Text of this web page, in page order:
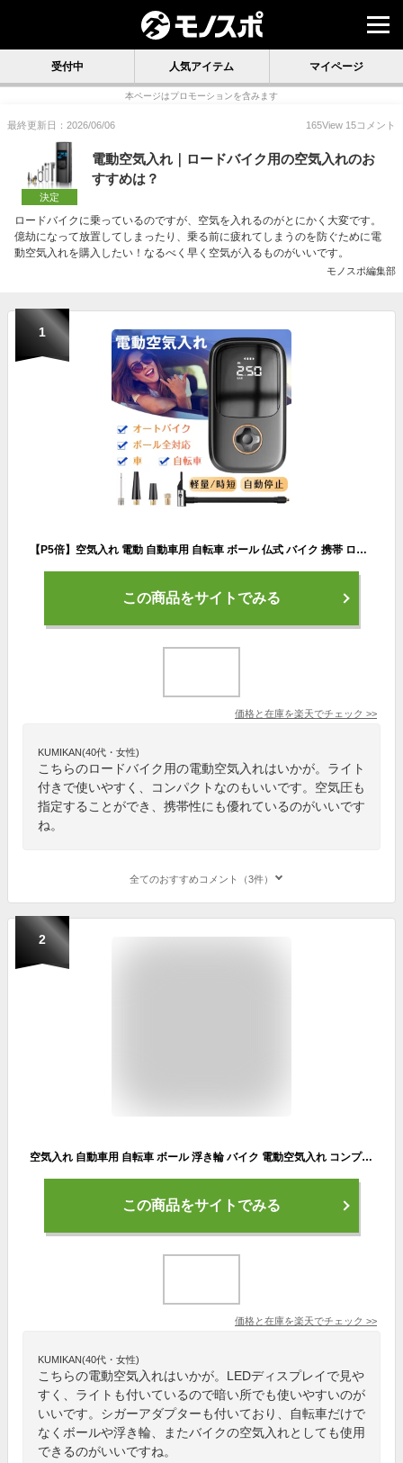
受付中 人気アイテム マイページ
本ページはプロモーションを含みます
最終更新日：2026/06/06 165View 15コメント
決定
電動空気入れ｜ロードバイク用の空気入れのお
すすめは？
ロードバイクに乗っているのですが、空気を入れるのがとにかく大変です。
億劫になって放置してしまったり、乗る前に疲れてしまうのを防ぐために電
動空気入れを購入したい！なるべく早く空気が入るものがいいです。
モノスポ編集部
1
【P5倍】空気入れ 電動 自動車用 自転車 ボール 仏式 バイク 携帯 ロードバイク 浮き輪 電動空気入れ エアーコンプレッサー 小型 充電式 エアーポンプ コンパクト 空気圧指定可能 電動ポンプ 携帯便利 ライト付き タイヤ空気入れ
この商品をサイトでみる
価格と在庫を楽天でチェック >>
KUMIKAN(40代・女性)
こちらのロードバイク用の電動空気入れはいかが。ライト
付きで使いやすく、コンパクトなのもいいです。空気圧も
指定することができ、携帯性にも優れているのがいいです
ね。
全てのおすすめコメント（3件）
2
空気入れ 自動車用 自転車 ボール 浮き輪 バイク 電動空気入れ コンプレッサー エアーポンプ コンパクト 空気圧指定可能 シガーアダプター付き 携帯便利 LCDディスプレイ表示 ライト付 タイヤ空気入れ ロードバイク 充電式 母の日 父の日
この商品をサイトでみる
価格と在庫を楽天でチェック >>
KUMIKAN(40代・女性)
こちらの電動空気入れはいかが。LEDディスプレイで見や
すく、ライトも付いているので暗い所でも使いやすいのが
いいです。シガーアダプターも付いており、自転車だけで
なくボールや浮き輪、またバイクの空気入れとしても使用
できるのがいいですね。